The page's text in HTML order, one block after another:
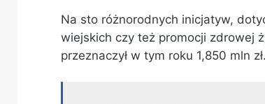
Na sto różnorodnych inicjatyw,
wiejskich czy też promocji zdrowej
przeznaczył w tym roku 1,850 mln zł.